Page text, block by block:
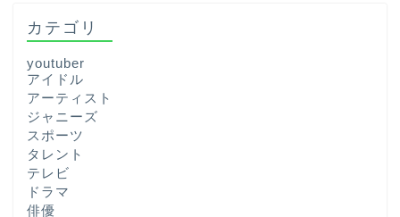
カテゴリ
youtuber
アイドル
アーティスト
ジャニーズ
スポーツ
タレント
テレビ
ドラマ
俳優